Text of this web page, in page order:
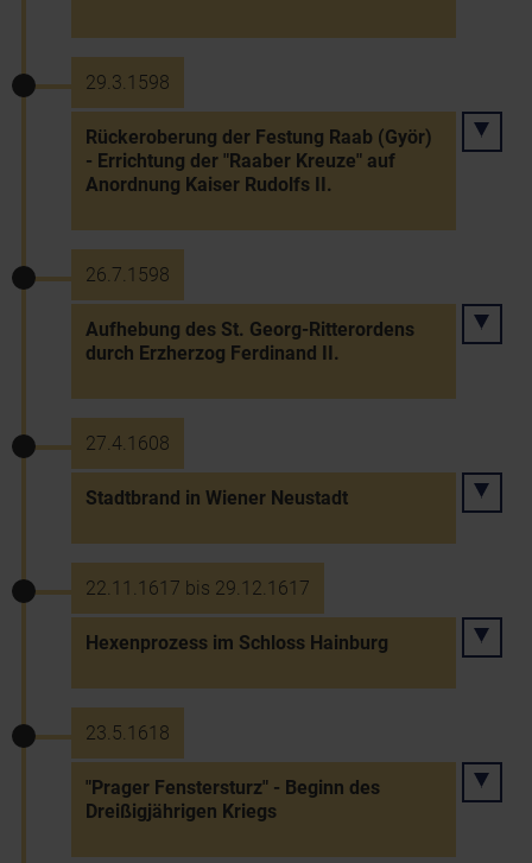
29.3.1598
Rückeroberung der Festung Raab (Györ)
- Errichtung der "Raaber Kreuze" auf
Anordnung Kaiser Rudolfs II.
26.7.1598
Aufhebung des St. Georg-Ritterordens
durch Erzherzog Ferdinand II.
27.4.1608
Stadtbrand in Wiener Neustadt
22.11.1617 bis 29.12.1617
Hexenprozess im Schloss Hainburg
23.5.1618
"Prager Fenstersturz" - Beginn des
Dreißigjährigen Kriegs